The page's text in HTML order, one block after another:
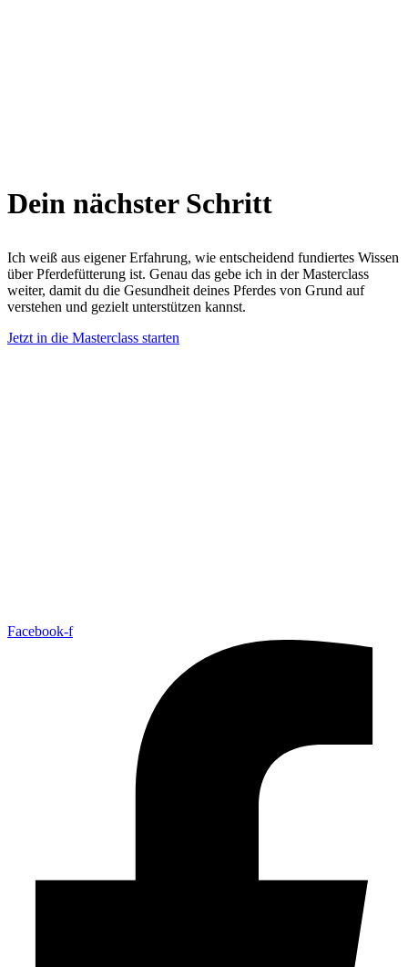
Dein nächster Schritt
Ich weiß aus eigener Erfahrung, wie entscheidend fundiertes Wissen
über Pferdefütterung ist. Genau das gebe ich in der Masterclass
weiter, damit du die Gesundheit deines Pferdes von Grund auf
verstehen und gezielt unterstützen kannst.
Jetzt in die Masterclass starten
Facebook-f